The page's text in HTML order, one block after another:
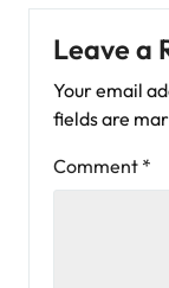
Leave a
Your email
fields are
Comment *